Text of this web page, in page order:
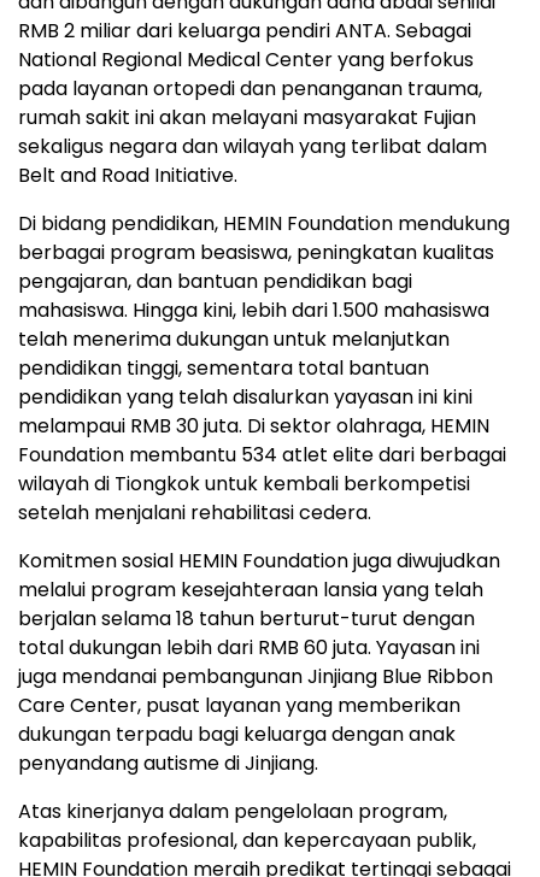
RMB 2 miliar dari keluarga pendiri ANTA. Sebagai
National Regional Medical Center yang berfokus
pada layanan ortopedi dan penanganan trauma,
rumah sakit ini akan melayani masyarakat Fujian
sekaligus negara dan wilayah yang terlibat dalam
Belt and Road Initiative.
Di bidang pendidikan, HEMIN Foundation mendukung
berbagai program beasiswa, peningkatan kualitas
pengajaran, dan bantuan pendidikan bagi
mahasiswa. Hingga kini, lebih dari 1.500 mahasiswa
telah menerima dukungan untuk melanjutkan
pendidikan tinggi, sementara total bantuan
pendidikan yang telah disalurkan yayasan ini kini
melampaui RMB 30 juta. Di sektor olahraga, HEMIN
Foundation membantu 534 atlet elite dari berbagai
wilayah di Tiongkok untuk kembali berkompetisi
setelah menjalani rehabilitasi cedera.
Komitmen sosial HEMIN Foundation juga diwujudkan
melalui program kesejahteraan lansia yang telah
berjalan selama 18 tahun berturut-turut dengan
total dukungan lebih dari RMB 60 juta. Yayasan ini
juga mendanai pembangunan Jinjiang Blue Ribbon
Care Center, pusat layanan yang memberikan
dukungan terpadu bagi keluarga dengan anak
penyandang autisme di Jinjiang.
Atas kinerjanya dalam pengelolaan program,
kapabilitas profesional, dan kepercayaan publik,
HEMIN Foundation meraih predikat tertinggi sebagai